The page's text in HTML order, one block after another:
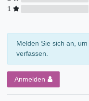
1
Melden Sie sich an,
verfassen.
Anmelden